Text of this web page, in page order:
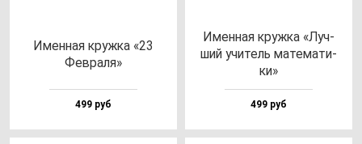
Имен­ная круж­ка «23
Фев­ра­ля»
499 руб
Имен­ная круж­ка «Луч­
ший учи­тель ма­те­ма­ти­
ки»
499 руб